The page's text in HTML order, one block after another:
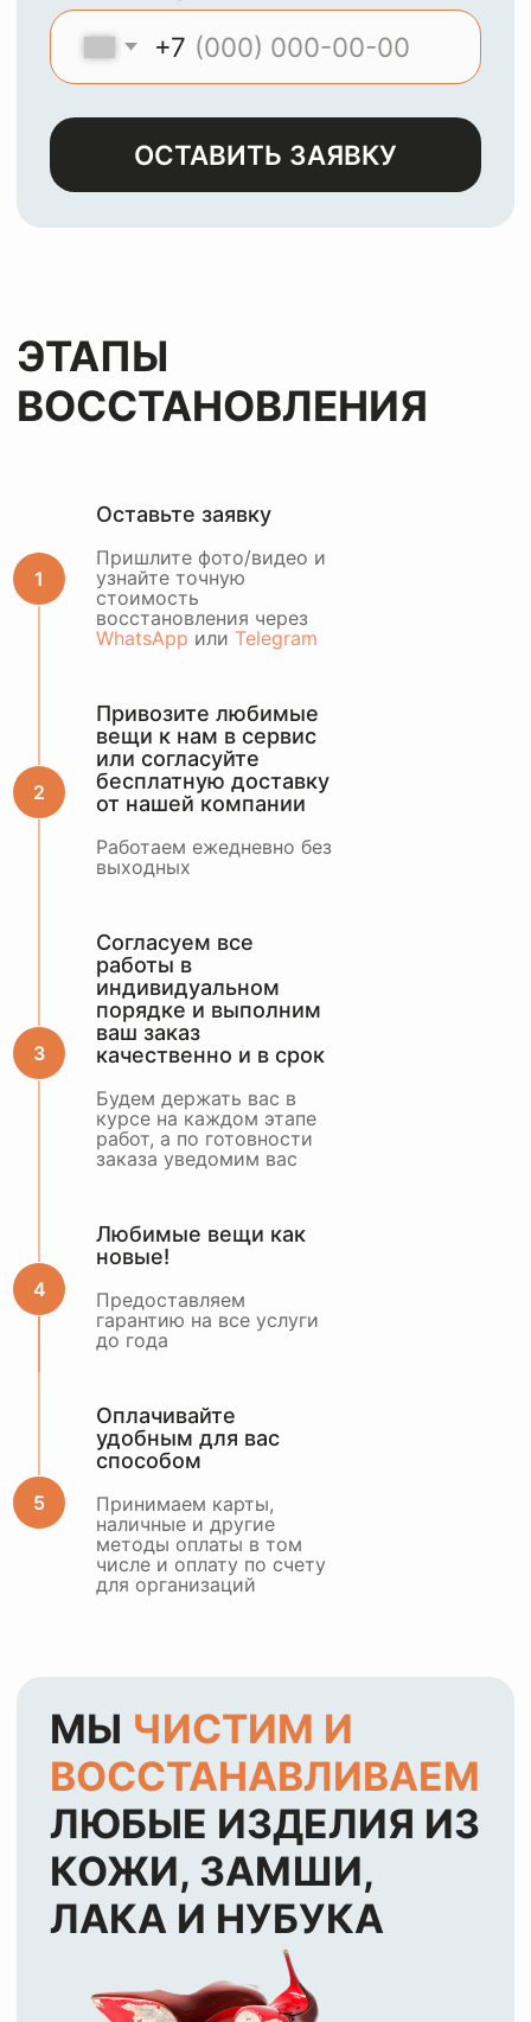
Оставьте заявку
Пришлите фото/видео и
узнайте точную
стоимость
восстановления через
WhatsApp или Telegram
Привозите любимые
вещи к нам в сервис
или согласуйте
бесплатную доставку
от нашей компании
Работаем ежедневно без
выходных
Согласуем все
работы в
индивидуальном
порядке и выполним
ваш заказ
качественно и в срок
Будем держать вас в
курсе на каждом этапе
работ, а по готовности
заказа уведомим вас
Любимые вещи как
новые!
Предоставляем
гарантию на все услуги
до года
Оплачивайте
удобным для вас
способом
Принимаем карты,
наличные и другие
методы оплаты в том
числе и оплату по счету
для организаций
ОСТАВИТЬ ЗАЯВКУ
МЫЧИСТИМ И
ВОССТАНАВЛИВАЕМ
ЛЮБЫЕ ИЗДЕЛИЯ ИЗ
КОЖИ, ЗАМШИ,
ЛАКА И НУБУКА
Оставьте заявкуи мы с
или оценить по
WhatsApp